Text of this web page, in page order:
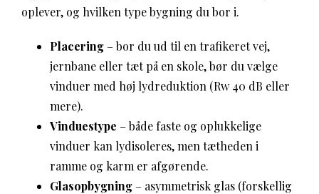
oplever, og hvilken type bygning du bor i.
Placering – bor du ud til en trafikeret vej,
jernbane eller tæt på en skole, bør du vælge
vinduer med høj lydreduktion (Rw 40 dB eller
mere).
Vinduestype – både faste og oplukkelige
vinduer kan lydisoleres, men tætheden i
ramme og karm er afgørende.
Glasopbygning – asymmetrisk glas (forskellig